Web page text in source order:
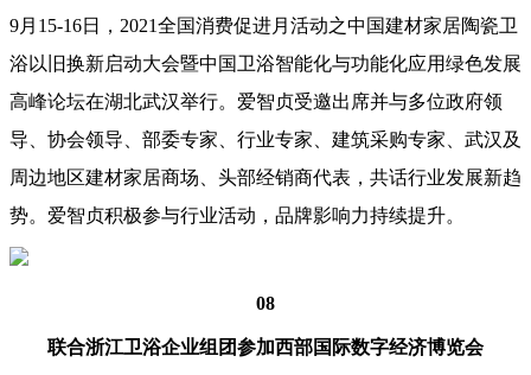
9月15-16日，2021全国消费促进月活动之中国建材家居陶瓷卫
浴以旧换新启动大会暨中国卫浴智能化与功能化应用绿色发展
高峰论坛在湖北武汉举行。爱智贞受邀出席并与多位政府领
导、协会领导、部委专家、行业专家、建筑采购专家、武汉及
周边地区建材家居商场、头部经销商代表，共话行业发展新趋
势。爱智贞积极参与行业活动，品牌影响力持续提升。
08
联合浙江卫浴企业组团参加西部国际数字经济博览会